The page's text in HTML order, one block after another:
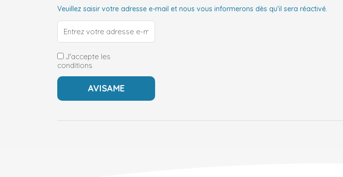
Veuillez saisir votre adresse e-mail et nous vous informerons dès qu'il sera réactivé.
J'accepte les
conditions